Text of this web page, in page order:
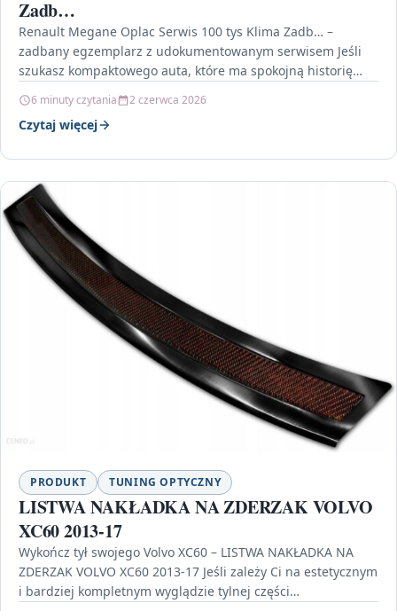
Zadb…
Renault Megane Oplac Serwis 100 tys Klima Zadb… –
zadbany egzemplarz z udokumentowanym serwisem Jeśli
szukasz kompaktowego auta, które ma spokojną historię
6 minuty czytania 2 czerwca 2026
Czytaj więcej
PRODUKT TUNING OPTYCZNY
LISTWA NAKŁADKA NA ZDERZAK VOLVO
XC60 2013-17
Wykończ tył swojego Volvo XC60 – LISTWA NAKŁADKA NA
ZDERZAK VOLVO XC60 2013-17 Jeśli zależy Ci na estetycznym
i bardziej kompletnym wyglądzie tylnej części…